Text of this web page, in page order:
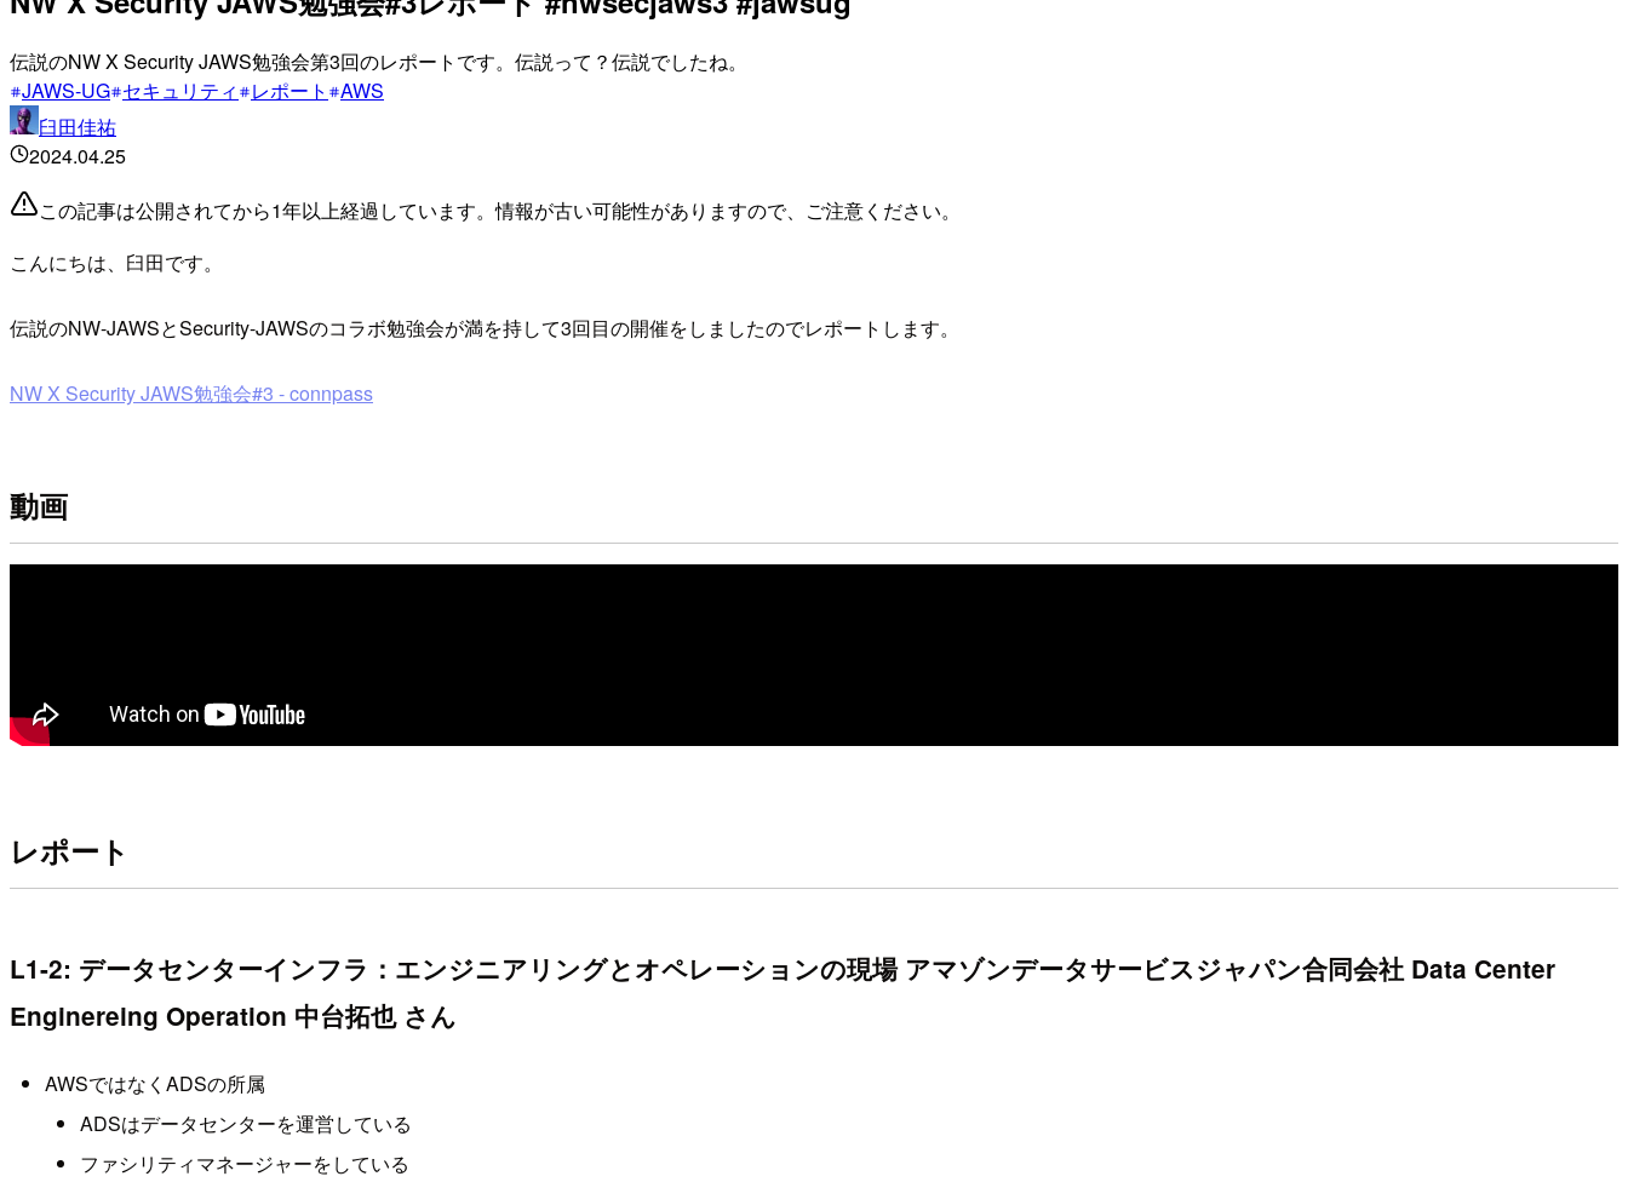
伝説のNW X Security JAWS勉強会第3回のレポートです。伝説って？伝説でしたね。
JAWS-UG セキュリティ レポート
AWS
臼田佳祐
2024.04.25
この記事は公開されてから1年以上経過しています。情報が古い可能性がありますので、ご注意ください。
こんにちは、臼田です。
伝説のNW-JAWSとSecurity-JAWSのコラボ勉強会が満を持して3回目の開催をしましたのでレポートします。
NW X Security JAWS勉強会#3 - connpass
動画
レポート
L1-2: データセンターインフラ：エンジニアリングとオペレーションの現場 アマゾンデータサービスジャパン合同会社 Data Center
Enginereing Operation 中台拓也 さん
AWSではなくADSの所属
ADSはデータセンターを運営している
ファシリティマネージャーをしている